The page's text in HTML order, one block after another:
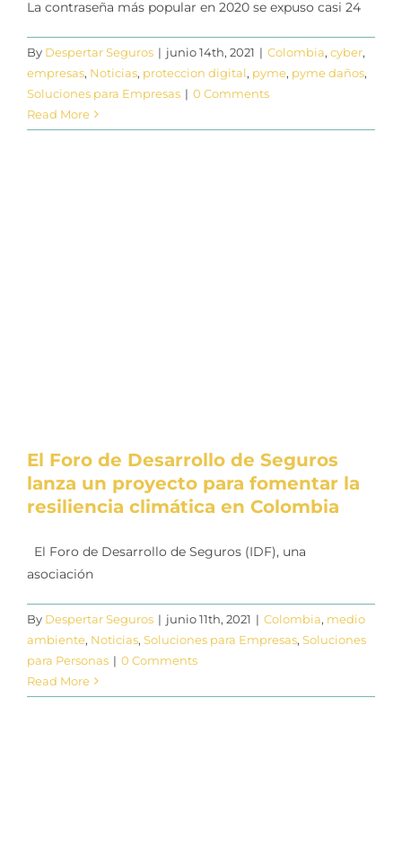
La contraseña más popular en 2020 se expuso casi 24
By Despertar Seguros | junio 14th, 2021 | Colombia, cyber,
empresas, Noticias, proteccion digital, pyme, pyme daños,
Soluciones para Empresas | 0 Comments
Read More
El Foro de Desarrollo de Seguros
lanza un proyecto para fomentar la
resiliencia climática en Colombia
El Foro de Desarrollo de Seguros (IDF), una
asociación
By Despertar Seguros | junio 11th, 2021 | Colombia, medio
ambiente, Noticias, Soluciones para Empresas, Soluciones
para Personas | 0 Comments
Read More